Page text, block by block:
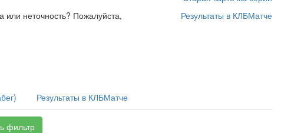
или неточность? Пожалуйста,
Результаты в КЛБМатче
Результаты в КЛБМатче
фильтр